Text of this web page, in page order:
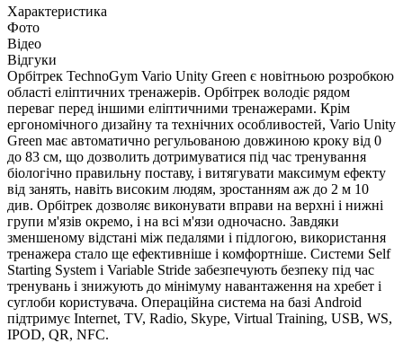
Характеристика
Фото
Відео
Відгуки
Орбітрек TechnoGym Vario Unity Green є новітньою розробкою
області еліптичних тренажерів. Орбітрек володіє рядом
переваг перед іншими еліптичними тренажерами. Крім
ергономічного дизайну та технічних особливостей, Vario Unity
Green має автоматично регульованою довжиною кроку від 0
до 83 см, що дозволить дотримуватися під час тренування
біологічно правильну поставу, і витягувати максимум ефекту
від занять, навіть високим людям, зростанням аж до 2 м 10
див. Орбітрек дозволяє виконувати вправи на верхні і нижні
групи м'язів окремо, і на всі м'язи одночасно. Завдяки
зменшеному відстані між педалями і підлогою, використання
тренажера стало ще ефективніше і комфортніше. Системи Self
Starting System і Variable Stride забезпечують безпеку під час
тренувань і знижують до мінімуму навантаження на хребет і
суглоби користувача. Операційна система на базі Android
підтримує Internet, TV, Radio, Skype, Virtual Training, USB, WS,
IPOD, QR, NFC.